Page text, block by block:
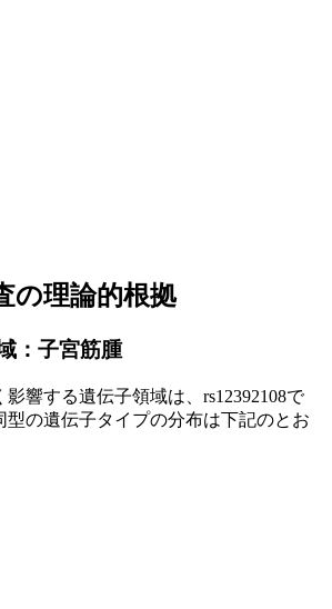
の理論的根拠
：子宮筋腫
響する遺伝子領域は、rs12392108で
型の遺伝子タイプの分布は下記のとお